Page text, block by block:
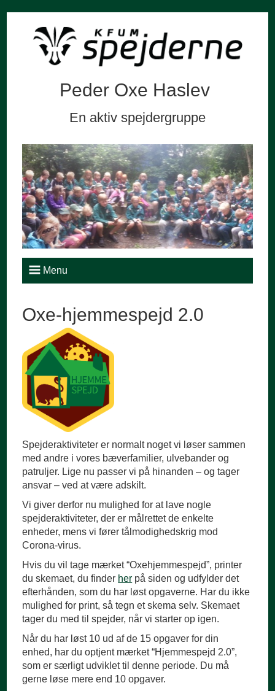
Peder Oxe Haslev
En aktiv spejdergruppe
Menu
Oxe-hjemmespejd 2.0
Spejderaktiviteter er normalt noget vi løser sammen
med andre i vores bæverfamilier, ulvebander og
patruljer. Lige nu passer vi på hinanden – og tager
ansvar – ved at være adskilt.
Vi giver derfor nu mulighed for at lave nogle
spejderaktiviteter, der er målrettet de enkelte
enheder, mens vi fører tålmodighedskrig mod
Corona-virus.
Hvis du vil tage mærket “Oxehjemmespejd”, printer
du skemaet, du finder her på siden og udfylder det
efterhånden, som du har løst opgaverne. Har du ikke
mulighed for print, så tegn et skema selv. Skemaet
tager du med til spejder, når vi starter op igen.
Når du har løst 10 ud af de 15 opgaver for din
enhed, har du optjent mærket “Hjemmespejd 2.0”,
som er særligt udviklet til denne periode. Du må
gerne løse mere end 10 opgaver.